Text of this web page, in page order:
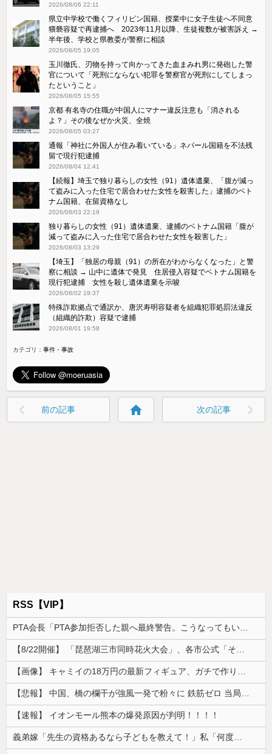
2026/08/06 22:11
県立中学校で働くフィリピン国籍、授業中に女子生徒へ不同意
猥褻容疑で再逮捕へ 2023年11月以降、生徒複数が被害訴え →
半年後、学校と県教委が警察に相談
2026/08/05 19:05
玉川徹氏、刃物を持って向かってきた血まみれ男に発砲した警
官について「死刑にならない犯罪を警察官が死刑にしてしまっ
たということ」
2026/08/05 15:55
京都 有名寺の住職が中国人にマナー違反注意も「消される
よ？」その後なぜか火災、全焼
2026/08/05 03:27
通報「神社に外国人が住み着いている」ネパール国籍を不法残
留で現行犯逮捕
2026/08/04 12:41
【続報】埼玉で独り暮らしの女性（91）遺体遺棄、「腹が減っ
て盗みに入った住宅で居合わせた女性を殺害した」逮捕のベト
ナム国籍、在留資格なし
2026/08/03 22:19
独り暮らしの女性（91）遺体遺棄、逮捕のベトナム国籍「腹が
減って盗みに入った住宅で居合わせた女性を殺害した」
2026/08/03 13:29
【埼玉】「独居の母親（91）の所在がわからなくなった」と警
察に相談 → 山中に遺体で発見 住居侵入容疑でベトナム国籍を
現行犯逮捕 女性を殺し遺体遺棄を示唆
2026/08/02 19:37
特殊詐欺拠点で通訳か、唐沢寿明容疑者を組織犯罪処罰法違反
（組織的詐欺）容疑で逮捕
2026/08/01 19:58
カテゴリ：事件・事故
前の記事 home 次の記事
RSS【VIP】
【速報】 イオンモール熊本の爆発原因が判明！！！！